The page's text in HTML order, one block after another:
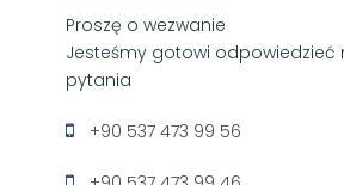
Proszę o wezwanie
Jesteśmy gotowi odpowiedzieć
pytania
+90 537 473 99 56